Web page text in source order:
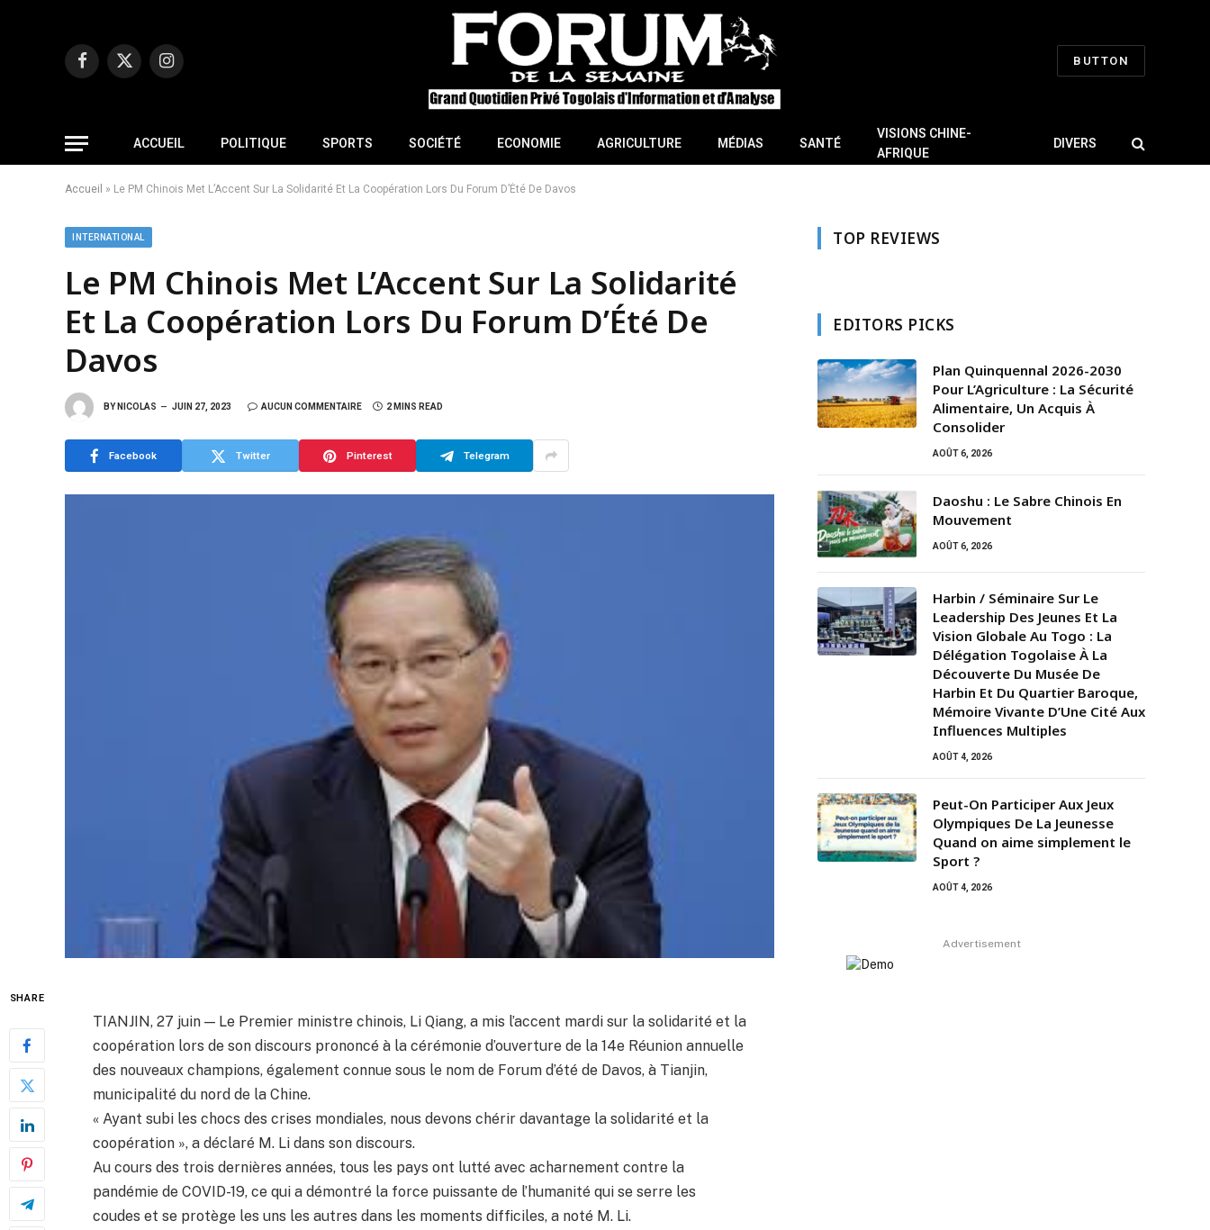
Facebook
X
Instagram
BUTTON
ACCUEIL POLITIQUE SPORTS SOCIÉTÉ ECONOMIE AGRICULTURE MÉDIAS SANTÉ
VISIONS CHINE-
AFRIQUE
DIVERS
Accueil » Le PM Chinois Met L’Accent Sur La Solidarité Et La Coopération Lors Du Forum D’Été De Davos
INTERNATIONAL
Le PM Chinois Met L’Accent Sur La Solidarité
Et La Coopération Lors Du Forum D’Été De
Davos
BY NICOLAS JUIN 27, 2023 AUCUN COMMENTAIRE 2 MINS READ
Facebook Twitter Pinterest Telegram
SHARE
TIANJIN, 27 juin — Le Premier ministre chinois, Li Qiang, a mis l’accent mardi sur la solidarité et la
coopération lors de son discours prononcé à la cérémonie d’ouverture de la 14e Réunion annuelle
des nouveaux champions, également connue sous le nom de Forum d’été de Davos, à Tianjin,
municipalité du nord de la Chine.
« Ayant subi les chocs des crises mondiales, nous devons chérir davantage la solidarité et la
coopération », a déclaré M. Li dans son discours.
Au cours des trois dernières années, tous les pays ont lutté avec acharnement contre la
pandémie de COVID-19, ce qui a démontré la force puissante de l’humanité qui se serre les
coudes et se protège les uns les autres dans les moments difficiles, a noté M. Li.
TOP REVIEWS
EDITORS PICKS
Plan Quinquennal 2026-2030
Pour L’Agriculture : La Sécurité
Alimentaire, Un Acquis À
Consolider
AOÛT 6, 2026
Daoshu : Le Sabre Chinois En
Mouvement
AOÛT 6, 2026
Harbin / Séminaire Sur Le
Leadership Des Jeunes Et La
Vision Globale Au Togo : La
Délégation Togolaise À La
Découverte Du Musée De
Harbin Et Du Quartier Baroque,
Mémoire Vivante D’Une Cité Aux
Influences Multiples
AOÛT 4, 2026
Peut-On Participer Aux Jeux
Olympiques De La Jeunesse
Quand on aime simplement le
Sport ?
AOÛT 4, 2026
Advertisement